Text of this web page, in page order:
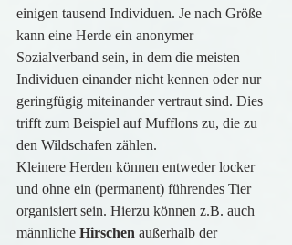
einigen tausend Individuen. Je nach Größe
kann eine Herde ein anonymer
Sozialverband sein, in dem die meisten
Individuen einander nicht kennen oder nur
geringfügig miteinander vertraut sind. Dies
trifft zum Beispiel auf Mufflons zu, die zu
den Wildschafen zählen.
Kleinere Herden können entweder locker
und ohne ein (permanent) führendes Tier
organisiert sein. Hierzu können z.B. auch
männliche Hirschen außerhalb der